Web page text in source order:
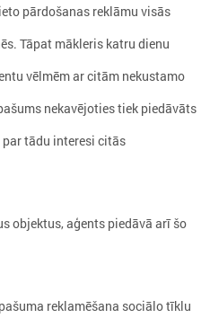
pārdošanas reklāmu visās
Tāpat mākleris katru dienu
vēlmēm ar citām nekustamo
nekavējoties tiek piedāvāts
tādu interesi citās
objektus, aģents piedāvā arī šo
reklamēšana sociālo tīklu